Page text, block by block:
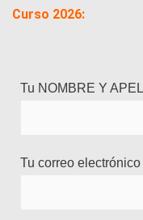
Curso 2026:
Tu NOMBRE Y
Tu correo electrónico